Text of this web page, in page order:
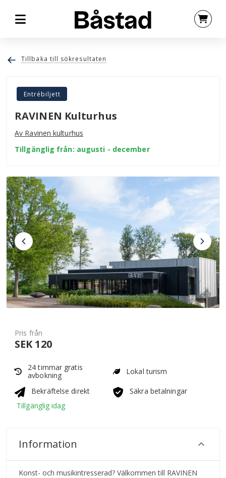
Tillbaka till sökresultaten
Entrébiljett
RAVINEN Kulturhus
Av Ravinen kulturhus
Tillgänglig från: augusti - december
Pris från
SEK 120
24 timmar gratis
avbokning
Lokal turism
Bekräftelse direkt
Säkra betalningar
Tillgänglig idag
Information
Konst- och musikintresserad? Välkommen till RAVINEN